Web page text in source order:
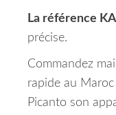
La référence
précise.
Commandez
rapide au
Picanto son